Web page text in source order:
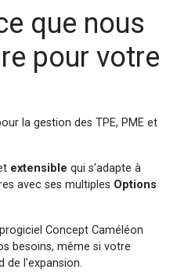
que nous
pour votre
la gestion des TPE, PME et
extensible qui s'adapte à
avec ses multiples Options
Concept Caméléon
besoins, même si votre
de l'expansion.